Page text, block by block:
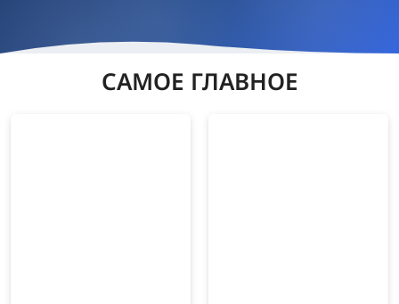
САМОЕ ГЛАВНОЕ